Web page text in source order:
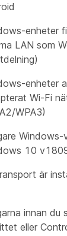
enheter
LAN som
enheter
Wi-Fi
WPA3)
Windows-
10
är
innan du
eller